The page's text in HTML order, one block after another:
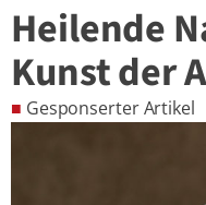
Heilende
Kunst der
■ Gesponserter Artikel